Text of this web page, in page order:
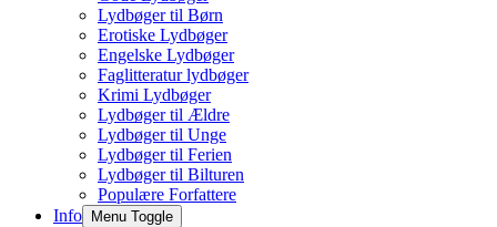
Lydbøger til Børn
Erotiske Lydbøger
Engelske Lydbøger
Faglitteratur lydbøger
Krimi Lydbøger
Lydbøger til Ældre
Lydbøger til Unge
Lydbøger til Ferien
Lydbøger til Bilturen
Populære Forfattere
Info
Menu Toggle